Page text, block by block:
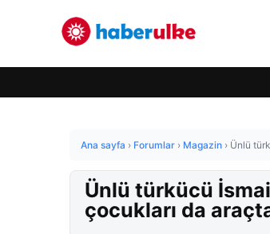
Ana sayfa › Forumlar › Magazin › Ünlü
Ünlü türkücü
çocukları da